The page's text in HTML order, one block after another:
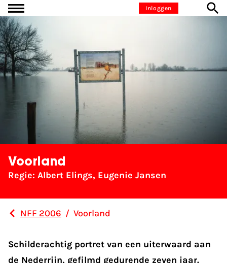
Ga naar inhoudInloggen
Voorland
Regie: Albert Elings, Eugenie Jansen
NFF 2006 / Voorland
Schilderachtig portret van een uiterwaard aan
de Nederrijn, gefilmd gedurende zeven jaar.